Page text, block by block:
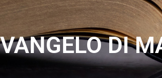
VANGELO DI